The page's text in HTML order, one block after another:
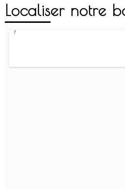
Localiser notre